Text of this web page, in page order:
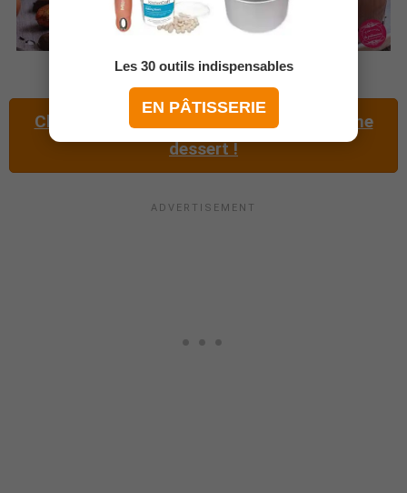
Cliquez ici pour vous abonner à ma chaîne
dessert !
Les 30 outils indispensables
EN PÂTISSERIE